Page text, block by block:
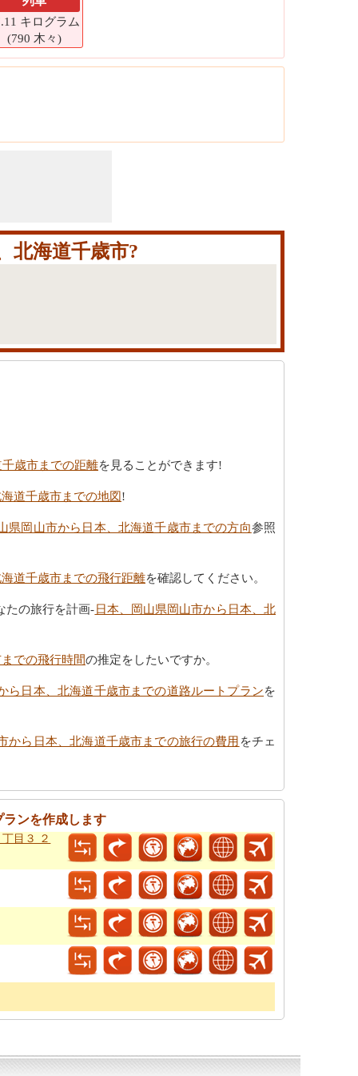
キログラム
(790 木々)
北海道千歳市?
歳市までの距離を見ることができます!
道千歳市までの地図!
県岡山市から日本、北海道千歳市までの方向参照
道千歳市までの飛行距離を確認してください。
たの旅行を計画-日本、岡山県岡山市から日本、北
での飛行時間の推定をしたいですか。
ら日本、北海道千歳市までの道路ルートプランを
から日本、北海道千歳市までの旅行の費用 をチェ
ンを作成します
目３ ２